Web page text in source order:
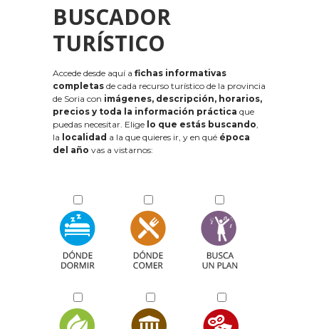
BUSCADOR
TURÍSTICO
Accede desde aquí a fichas informativas
completas de cada recurso turístico de la provincia
de Soria con imágenes, descripción, horarios,
precios y toda la información práctica que
puedas necesitar. Elige lo que estás buscando,
la localidad a la que quieres ir, y en qué época
del año vas a vistarnos: